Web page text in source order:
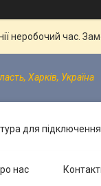
неробочий час.
Харків, Україна
для
нас